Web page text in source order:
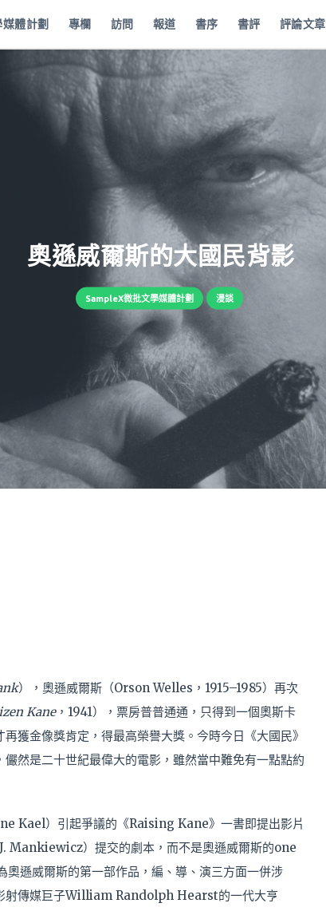
體計劃 專欄 訪問 報道 書序 書評 評論文章
奧遜威爾斯的大國民背影
SampleX微批文學媒體計劃 漫談
），奧遜威爾斯（Orson Welles，1915–1985）再次
Kane，1941），票房普普通通，只得到一個奧斯卡
獲金像獎肯定，得最高榮譽大獎。今時今日《大國民》
然是二十世紀最偉大的電影，雖然當中難免有一點點約
Kael）引起爭議的《Raising Kane》一書即提出影片
Mankiewicz）提交的劇本，而不是奧遜威爾斯的one
遜威爾斯的第一部作品，編、導、演三方面一併涉
射傳媒巨子William Randolph Hearst的一代大亨